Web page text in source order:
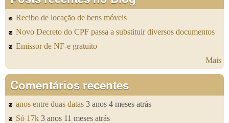
Recibo de locação de bens móveis
Novo Decreto do CPF passa a substituir diversos documentos
Emissor de NF-e gratuito
Mais
Comentários recentes
anos entre duas datas 3 anos 4 meses atrás
Só 17k 3 anos 11 meses atrás